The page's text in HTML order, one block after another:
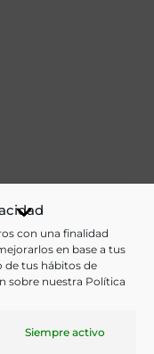
con una finalidad
en base a tus
de tus hábitos de
sobre nuestra Política
Siempre activo